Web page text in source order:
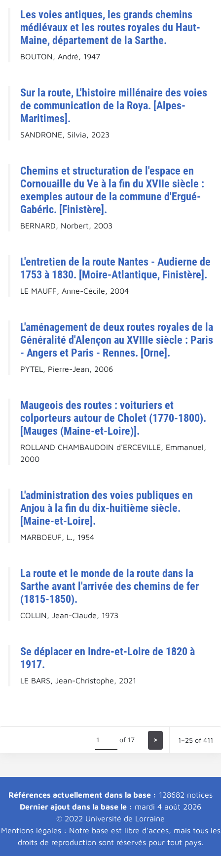
Les voies antiques, les grands chemins
médiévaux et les routes royales du Haut-
Maine, département de la Sarthe.
BOUTON, André, 1947
Sur la route, L'histoire millénaire des voies
de communication de la Roya. [Alpes-
Maritimes].
SANDRONE, Silvia, 2023
Chemins et structuration de l'espace en
Cornouaille du Ve à la fin du XVIIe siècle :
exemples autour de la commune d'Ergué-
Gabéric. [Finistère].
BERNARD, Norbert, 2003
L'entretien de la route Nantes - Audierne de
1753 à 1830. [Moire-Atlantique, Finistère].
LE MAUFF, Anne-Cécile, 2004
L'aménagement de deux routes royales de la
Généralité d'Alençon au XVIIIe siècle : Paris
- Angers et Paris - Rennes. [Orne].
PYTEL, Pierre-Jean, 2006
Maugeois des routes : voituriers et
colporteurs autour de Cholet (1770-1800).
[Mauges (Maine-et-Loire)].
ROLLAND CHAMBAUDOIN d'ERCEVILLE, Emmanuel,
2000
L'administration des voies publiques en
Anjou à la fin du dix-huitième siècle.
[Maine-et-Loire].
MARBOEUF, L., 1954
La route et le monde de la route dans la
Sarthe avant l'arrivée des chemins de fer
(1815-1850).
COLLIN, Jean-Claude, 1973
Se déplacer en Indre-et-Loire de 1820 à
1917.
LE BARS, Jean-Christophe, 2021
of 17 > 1–25 of 411
Références actuellement dans la base : 128682 notices
Dernier ajout dans la base le : mardi 4 août 2026
© 2022 Université de Lorraine
Mentions légales : Notre base est libre d'accès, mais tous les
droits de reproduction sont réservés pour tout pays.